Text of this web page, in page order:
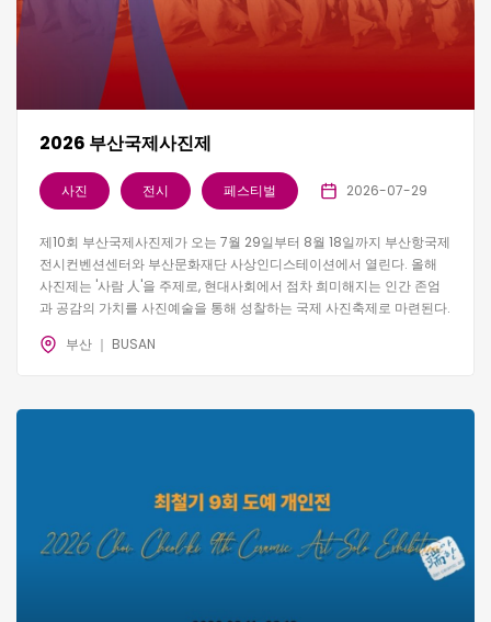
2026 부산국제사진제
사진 전시 페스티벌 2026-07-29
제10회 부산국제사진제가 오는 7월 29일부터 8월 18일까지 부산항국제
전시컨벤션센터와 부산문화재단 사상인디스테이션에서 열린다. 올해
사진제는 '사람 人'을 주제로, 현대사회에서 점차 희미해지는 인간 존엄
과 공감의 가치를 사진예술을 통해 성찰하는 국제 사진축제로 마련된다.
부산 ｜ BUSAN